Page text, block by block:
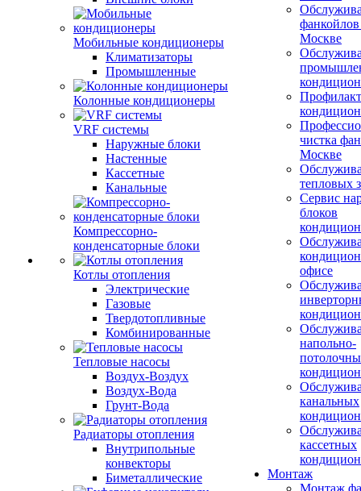
Мобильные кондиционеры
Климатизаторы
Промышленные
Колонные кондиционеры
VRF системы
Наружные блоки
Настенные
Кассетные
Канальные
Компрессорно-
конденсаторные блоки
Котлы отопления
Электрические
Газовые
Твердотопливные
Комбинированные
Тепловые насосы
Воздух-Воздух
Воздух-Вода
Грунт-Вода
Радиаторы отопления
Внутрипольные
конвекторы
Биметаллические
Москве
чистка
Москве
тепловых
Сервис
блоков
офисе
напольно-
канальных
кассетных
Монтаж
Монтаж